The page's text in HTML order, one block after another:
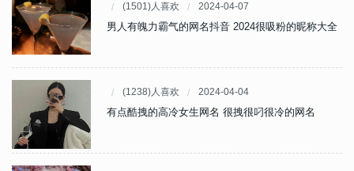
(1501)人喜欢 2024-04-07
男人有魄力霸气的网名抖音 2024很吸粉的昵称大全
(1238)人喜欢 2024-04-04
有点酷拽的高冷女生网名 很拽很叼很冷的网名